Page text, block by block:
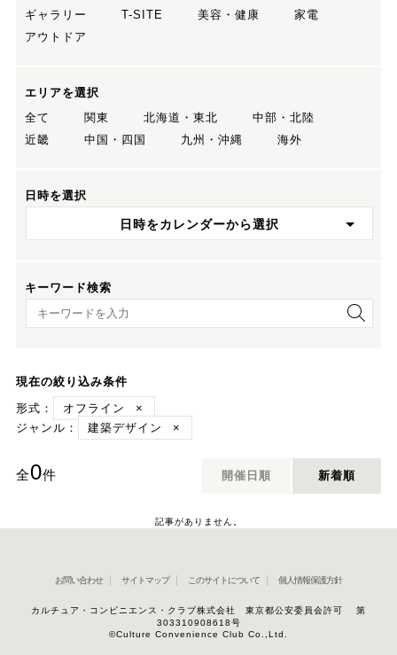
ギャラリー
T-SITE 美容・健康
家電
アウトドア
エリアを選択
全て
関東 北海道・東北
中部・北陸
近畿
中国・四国 九州・沖縄 海外
日時を選択
日時をカレンダーから選択
キーワード検索
キーワード検索
現在の絞り込み条件
形式：
オフライン
×
ジャンル：
建築デザイン ×
全0件 開催日順 新着順
記事がありません。
お問い合わせ サイトマップ このサイトについて 個人情報保護方針
カルチュア・コンビニエンス・クラブ株式会社 東京都公安委員会許可 第
303310908618号
©Culture Convenience Club Co.,Ltd.